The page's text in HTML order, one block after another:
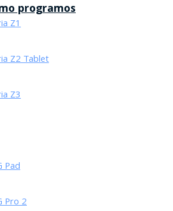
Z1
Z2 Tablet
Z3
Pad
Pro 2
programos